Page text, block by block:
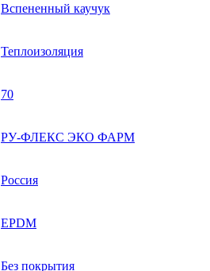
Вспененный каучук
Теплоизоляция
70
РУ-ФЛЕКС ЭКО ФАРМ
Россия
EPDM
Без покрытия